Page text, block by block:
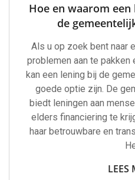
Hoe en waarom
de
Als u op zoek bent naar
problemen aan te
kan een lening bij de
goede optie zijn. De
biedt leningen aan
elders financiering te
haar betrouwbare en
LEES